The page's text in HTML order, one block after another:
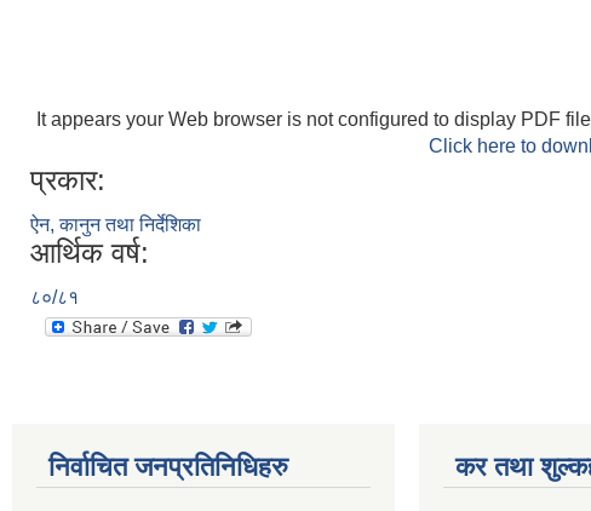
It appears your Web browser is not configured to display PDF
Click here to
प्रकार:
ऐन, कानुन तथा निर्देशिका
आर्थिक वर्ष:
८०/८१
निर्वाचित जनप्रतिनिधिहरु कर तथा